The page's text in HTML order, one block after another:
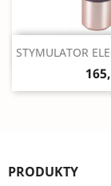

STYMULATOR
PRODUKTY